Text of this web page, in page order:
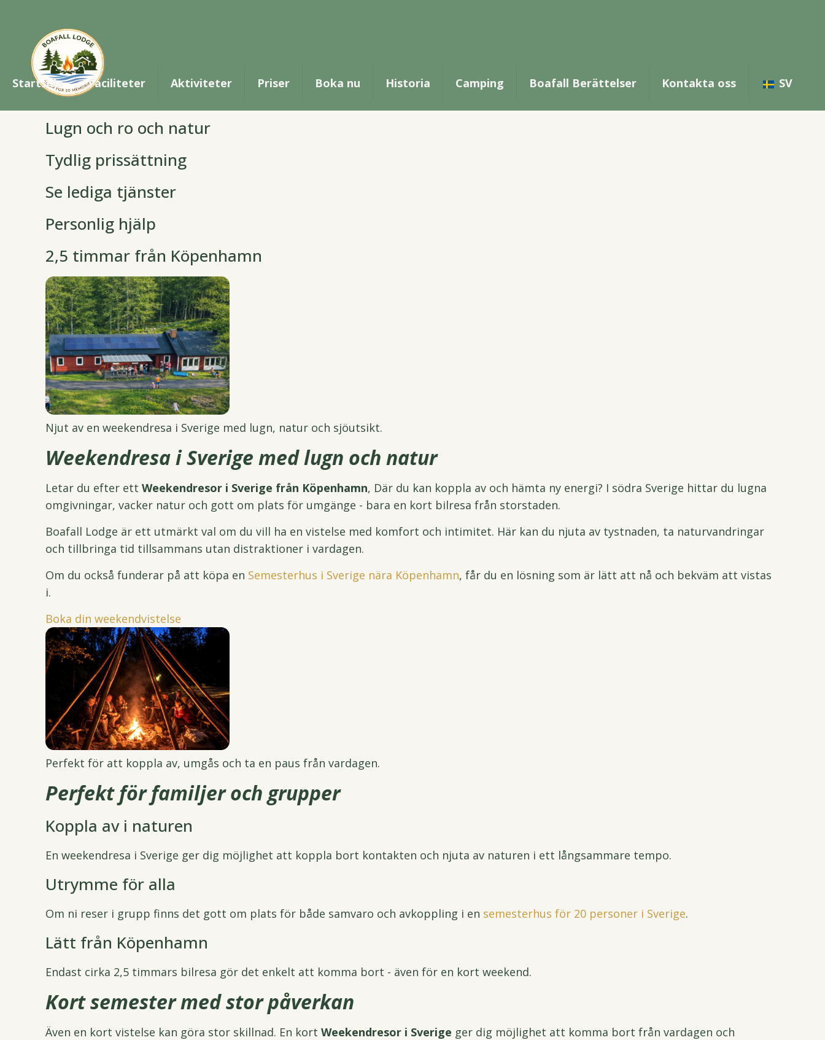
Startsida Faciliteter Aktiviteter Priser Boka nu Historia Camping Boafall Berättelser Kontakta oss SV
Njut av en avkopplande weekend i södra Sverige med natur, sjöar och lugn. Endast ca 2,5 timmars bilresa från Köpenhamn - perfekt för
familjer och grupper.
Se tillgängliga datum
Lugn och ro och natur
Tydlig prissättning
Se lediga tjänster
Personlig hjälp
2,5 timmar från Köpenhamn
Njut av en weekendresa i Sverige med lugn, natur och sjöutsikt.
Weekendresa i Sverige med lugn och natur
Letar du efter ettWeekendresor i Sverige från Köpenhamn, Där du kan koppla av och hämta ny energi? I södra Sverige hittar du lugna
omgivningar, vacker natur och gott om plats för umgänge - bara en kort bilresa från storstaden.
Boafall Lodge är ett utmärkt val om du vill ha en vistelse med komfort och intimitet. Här kan du njuta av tystnaden, ta naturvandringar
och tillbringa tid tillsammans utan distraktioner i vardagen.
Om du också funderar på att köpa en Semesterhus i Sverige nära Köpenhamn, får du en lösning som är lätt att nå och bekväm att vistas
i.
Boka din weekendvistelse
Perfekt för att koppla av, umgås och ta en paus från vardagen.
Perfekt för familjer och grupper
Koppla av i naturen
En weekendresa i Sverige ger dig möjlighet att koppla bort kontakten och njuta av naturen i ett långsammare tempo.
Utrymme för alla
Om ni reser i grupp finns det gott om plats för både samvaro och avkoppling i en semesterhus för 20 personer i Sverige.
Lätt från Köpenhamn
Endast cirka 2,5 timmars bilresa gör det enkelt att komma bort - även för en kort weekend.
Kort semester med stor påverkan
Även en kort vistelse kan göra stor skillnad. En kortWeekendresor i Sverige ger dig möjlighet att komma bort från vardagen och